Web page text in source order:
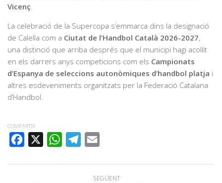
Vicenç
La celebració de la Supercopa s’emmarca dins la designació
de Calella com a Ciutat de l’Handbol Català 2026-2027,
una distinció que arriba després que el municipi hagi acollit
en els darrers anys competicions com els Campionats
d’Espanya de seleccions autonòmiques d’handbol platja i
altres esdeveniments organitzats per la Federació Catalana
d’Handbol.
COMPARTIR
FACEBOOK
WHATSAPPTELEGRAM
SEGÜENT